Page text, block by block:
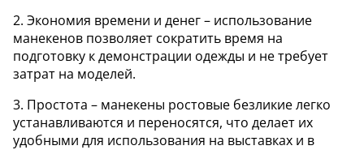
2. Экономия времени и денег – использование
манекенов позволяет сократить время на
подготовку к демонстрации одежды и не требует
затрат на моделей.
3. Простота – манекены ростовые безликие легко
устанавливаются и переносятся, что делает их
удобными для использования на выставках и в